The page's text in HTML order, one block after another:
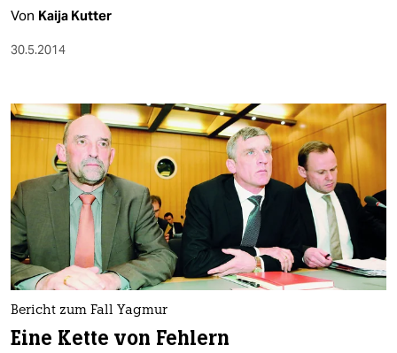
Von Kaija Kutter
30.5.2014
Bericht zum Fall Yagmur
Eine Kette von Fehlern